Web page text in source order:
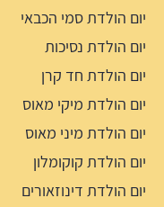
יום הולדת סמי הכבאי
יום הולדת נסיכות
יום הולדת חד קרן
יום הולדת מיקי מאוס
יום הולדת מיני מאוס
יום הולדת קוקומלון
יום הולדת דינוזאורים